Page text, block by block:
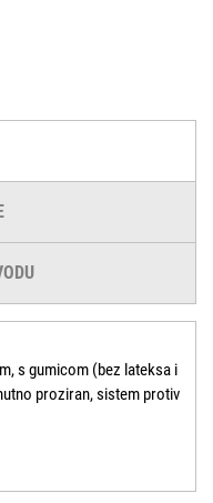
s gumicom (bez lateksa i
proziran, sistem protiv